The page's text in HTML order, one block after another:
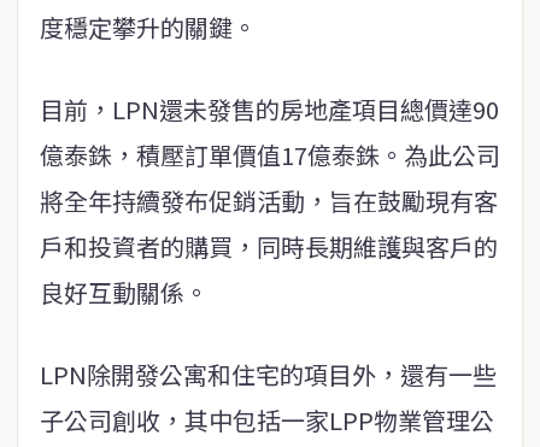
度穩定攀升的關鍵。
目前，LPN還未發售的房地產項目總價達90
億泰銖，積壓訂單價值17億泰銖。為此公司
將全年持續發布促銷活動，旨在鼓勵現有客
戶和投資者的購買，同時長期維護與客戶的
良好互動關係。
LPN除開發公寓和住宅的項目外，還有一些
子公司創收，其中包括一家LPP物業管理公